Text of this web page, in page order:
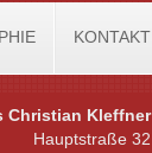
KONTAKT
Christian Kleffner
Hauptstraße 32